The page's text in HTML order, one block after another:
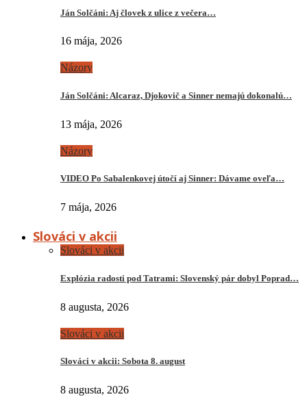
Ján Solčáni: Aj človek z ulice z večera…
16 mája, 2026
Názory
Ján Solčáni: Alcaraz, Djokovič a Sinner nemajú dokonalú…
13 mája, 2026
Názory
VIDEO Po Sabalenkovej útočí aj Sinner: Dávame oveľa…
7 mája, 2026
Slováci v akcii
Slováci v akcii
Explózia radosti pod Tatrami: Slovenský pár dobyl Poprad…
8 augusta, 2026
Slováci v akcii
Slováci v akcii: Sobota 8. august
8 augusta, 2026